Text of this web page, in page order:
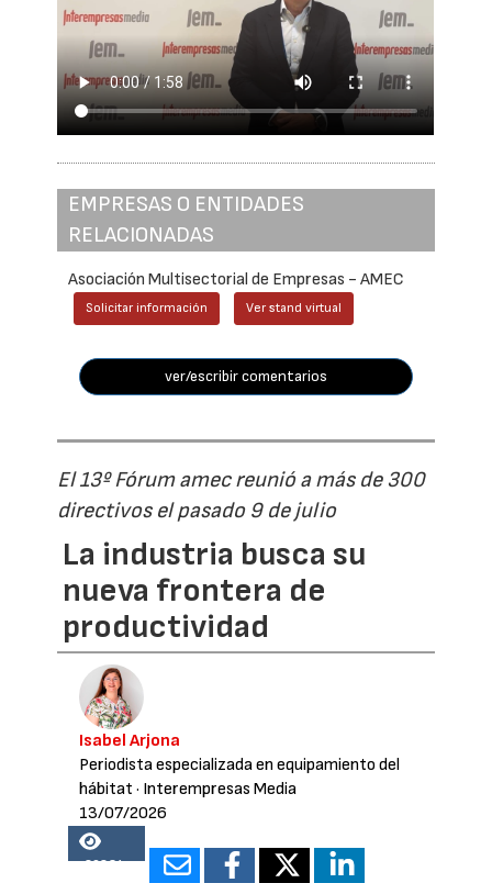
EMPRESAS O ENTIDADES
RELACIONADAS
Asociación Multisectorial de Empresas - AMEC
Solicitar información Ver stand virtual
ver/escribir comentarios
El 13º Fórum amec reunió a más de 300
directivos el pasado 9 de julio
La industria busca su
nueva frontera de
productividad
Isabel Arjona
Periodista especializada en equipamiento del
hábitat · Interempresas Media
13/07/2026
26834